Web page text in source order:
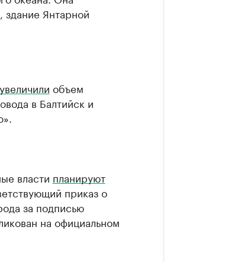
здание Янтарной
увеличили объем
в Балтийск и
власти планируют
приказ о
за подписью
на официальном